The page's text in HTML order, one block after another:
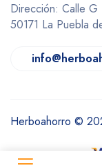
Dirección: Calle G
50171 La Puebla
Herboahorro ©